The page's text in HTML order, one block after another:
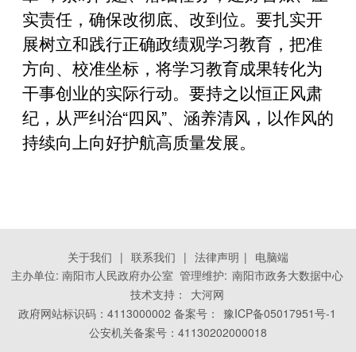
实责任，确保改彻底、改到位。要扎实开
展树立和践行正确政绩观学习教育，把准
方向、校准坐标，将学习教育成果转化为
干事创业的实际行动。要持之以恒正风肃
纪，从严纠治“四风”、涵养清风，以作风的
持续向上向好护航高质量发展。
关于我们 | 联系我们 | 法律声明 | 电脑端
主办单位: 南阳市人民政府办公室 管理维护: 南阳市政务大数据中心
技术支持：
大河网
政府网站标识码：4113000002 备案号： 豫ICP备05017951号-1
公安机关备案号：41130202000018